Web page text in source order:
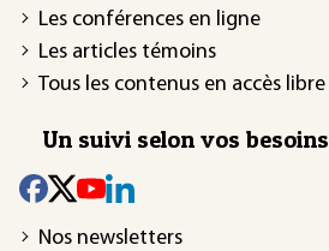
Les conférences en ligne
Les articles témoins
Tous les contenus en accès libre
Un suivi selon vos besoins
Nos newsletters